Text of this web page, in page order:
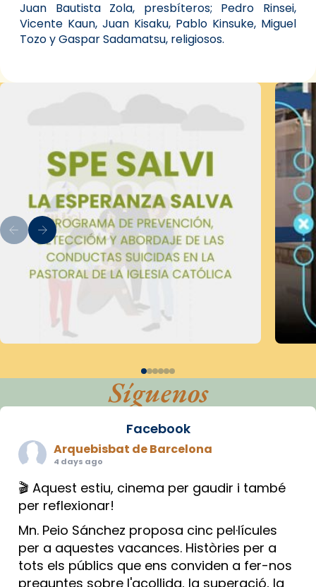
Juan Bautista Zola, presbíteros; Pedro Rinsei,
Vicente Kaun, Juan Kisaku, Pablo Kinsuke, Miguel
Tozo y Gaspar Sadamatsu, religiosos.
Síguenos
Facebook
Arquebisbat de Barcelona
4 days ago
🎬 Aquest estiu, cinema per gaudir i també
per reflexionar!
Mn. Peio Sánchez proposa cinc pel·lícules
per a aquestes vacances. Històries per a
tots els públics que ens conviden a fer-nos
preguntes sobre l'acollida, la superació, la